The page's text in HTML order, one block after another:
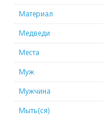
Материал
Медведи
Места
Муж
Мужчина
Мыть(ся)